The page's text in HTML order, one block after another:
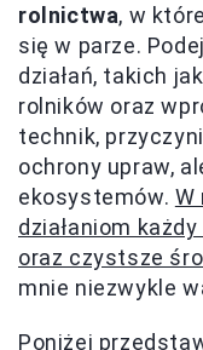
rolnictwa, w
się w parze.
działań, takich
rolników oraz
technik,
ochrony upraw,
ekosystemów. W
działaniom
oraz czystsze
mnie niezwykle
Poniżej